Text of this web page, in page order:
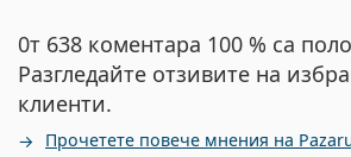
0т 638 коментара 100 % са
Разгледайте отзивите на
клиенти.
Прочетете повече мнения на